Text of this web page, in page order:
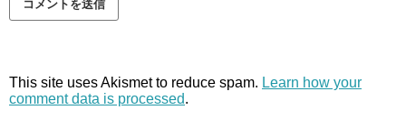
This site uses Akismet to reduce spam. Learn how your
comment data is processed.